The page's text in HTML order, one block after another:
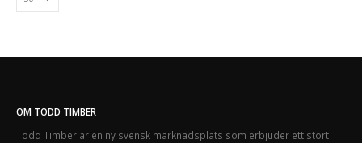
OM TODD TIMBER
Todd Timber är en ny svensk marknadsplats som erbjuder ett stort